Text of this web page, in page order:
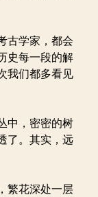
古学家，都会
史每一段的解
我们都多看见
中，密密的树
了。其实，远
繁花深处一层